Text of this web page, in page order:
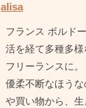
alisa
フランス ボルド
活を経て多種多
フリーランスに。
優柔不断なほう
や買い物から、